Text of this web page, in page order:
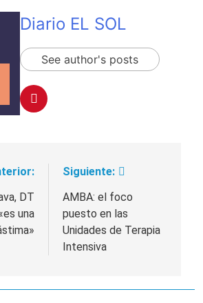
Diario EL SOL
See author's posts
DT
una
Siguiente:
AMBA: el foco
puesto en las
Unidades de Terapia
Intensiva